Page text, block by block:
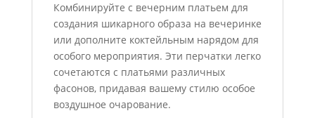
Комбинируйте с вечерним платьем для
создания шикарного образа на вечеринке
или дополните коктейльным нарядом для
особого мероприятия. Эти перчатки легко
сочетаются с платьями различных
фасонов, придавая вашему стилю особое
воздушное очарование.